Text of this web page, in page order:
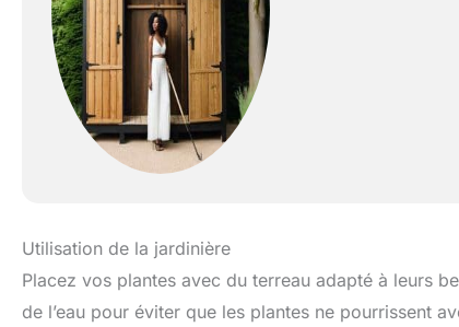
Utilisation de la jardinière
Placez vos plantes avec du terreau adapté à leurs
de l’eau pour éviter que les plantes ne pourrissent